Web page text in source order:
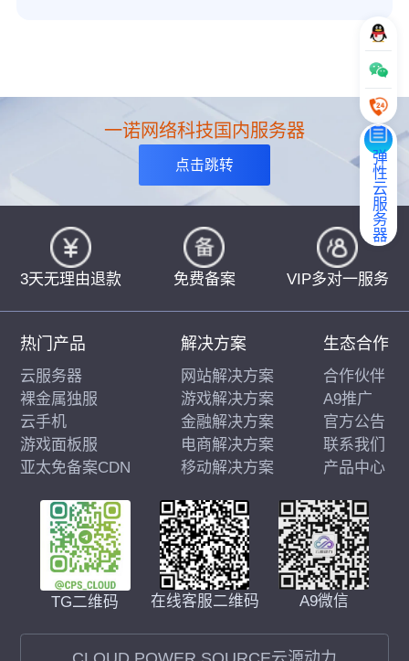
弹性云服务器
一诺网络科技国内服务器
点击跳转
3天无理由退款 免费备案 VIP多对一服务
TG二维码 在线客服二维码 A9微信
热门产品
云服务器
裸金属独服
云手机
游戏面板服
亚太免备案CDN
解决方案
网站解决方案
游戏解决方案
金融解决方案
电商解决方案
移动解决方案
生态合作
合作伙伴
A9推广
官方公告
联系我们
产品中心